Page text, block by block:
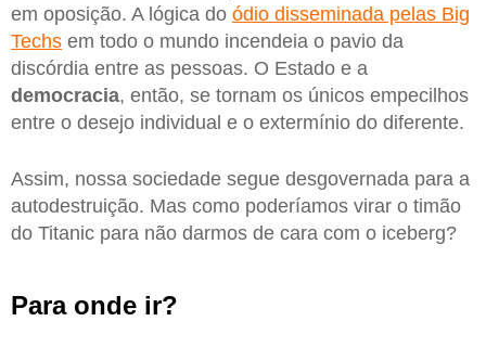
em oposição. A lógica do ódio disseminada pelas Big
Techs em todo o mundo incendeia o pavio da
discórdia entre as pessoas. O Estado e a
democracia, então, se tornam os únicos empecilhos
entre o desejo individual e o extermínio do diferente.
Assim, nossa sociedade segue desgovernada para a
autodestruição. Mas como poderíamos virar o timão
do Titanic para não darmos de cara com o iceberg?
Para onde ir?